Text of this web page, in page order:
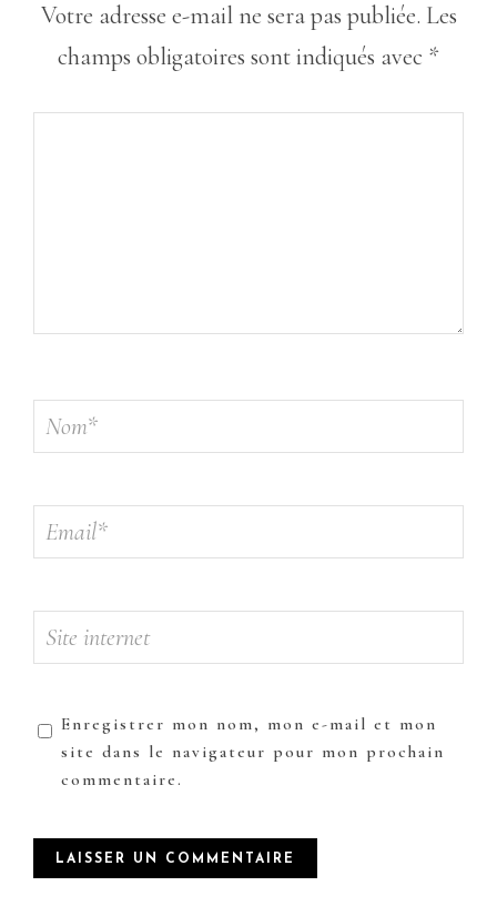
Votre adresse e-mail ne sera pas publiée. Les
champs obligatoires sont indiqués avec *
Enregistrer mon nom, mon e-mail et mon
site dans le navigateur pour mon prochain
commentaire.